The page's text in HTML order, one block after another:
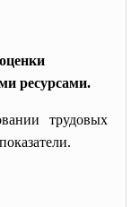
ресурсами.
трудовых